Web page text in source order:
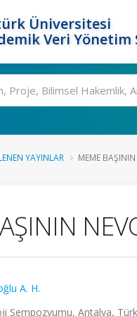
Üniversitesi
Veri Yönetim
YAYINLAR MEME
A. H.
Sempozyumu, Antalya,